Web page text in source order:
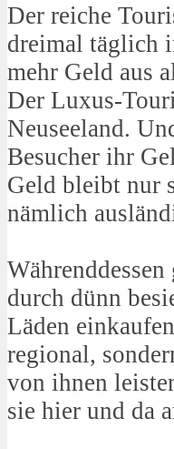
Der reiche
dreimal täglich
mehr Geld aus
Der Luxus-
Neuseeland.
Besucher ihr
Geld bleibt nur
nämlich
durch dünn
Läden
regional,
von ihnen
sie hier und da